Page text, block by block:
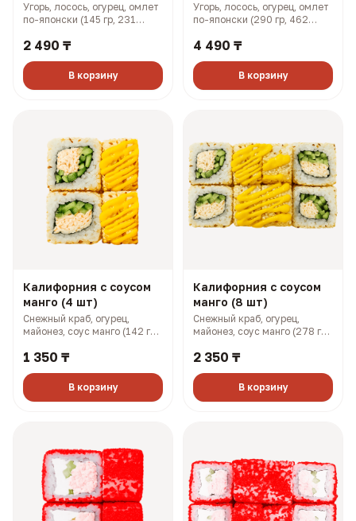
Угорь, лосось, огурец, омлет
по-японски (145 гр, 231
2 490 ₸
В корзину
Угорь, лосось, огурец, омлет
по-японски (290 гр, 462
4 490 ₸
В корзину
Калифорния с соусом
манго (4 шт)
Снежный краб, огурец,
майонез, соус манго (142 гр,
1 350 ₸
В корзину
Калифорния с соусом
манго (8 шт)
Снежный краб, огурец,
майонез, соус манго (278 гр,
2 350 ₸
В корзину